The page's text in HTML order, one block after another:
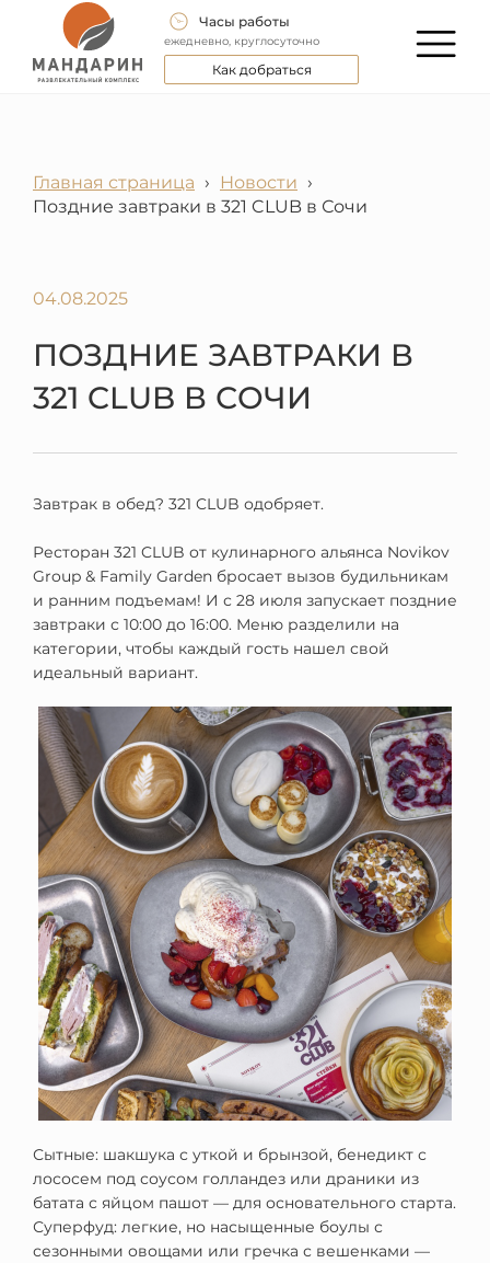
Часы работы
ежедневно, круглосуточно
Как добраться
Главная страница › Новости ›
Поздние завтраки в 321 CLUB в Сочи
04.08.2025
ПОЗДНИЕ ЗАВТРАКИ В
321 CLUB В СОЧИ
Завтрак в обед? 321 CLUB одобряет.
Ресторан 321 CLUB от кулинарного альянса Novikov
Group & Family Garden бросает вызов будильникам
и ранним подъемам! И с 28 июля запускает поздние
завтраки с 10:00 до 16:00. Меню разделили на
категории, чтобы каждый гость нашел свой
идеальный вариант.
Сытные: шакшука с уткой и брынзой, бенедикт с
лососем под соусом голландез или драники из
батата с яйцом пашот — для основательного старта.
Суперфуд: легкие, но насыщенные боулы с
сезонными овощами или гречка с вешенками —